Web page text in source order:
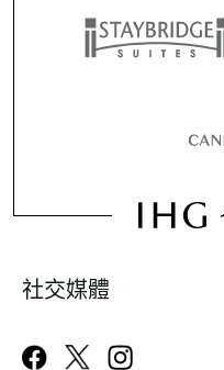
社交媒體